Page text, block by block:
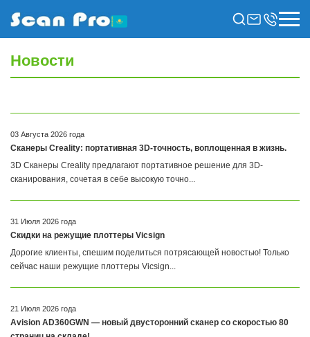
Новости
03 Августа 2026 года
Сканеры Creality: портативная 3D-точность, воплощенная в жизнь.
3D Сканеры Creality предлагают портативное решение для 3D-
сканирования, сочетая в себе высокую точно...
31 Июля 2026 года
Скидки на режущие плоттеры Vicsign
Дорогие клиенты, спешим поделиться потрясающей новостью! Только
сейчас наши режущие плоттеры Vicsign...
21 Июля 2026 года
Avision AD360GWN — новый двусторонний сканер со скоростью 80